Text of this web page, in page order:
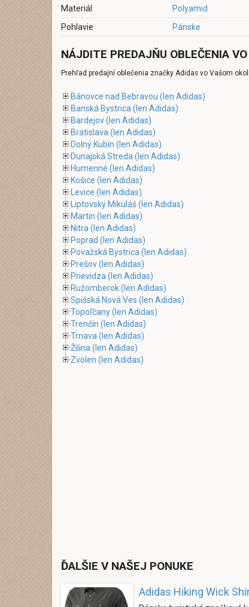
Materiál
Polyamid
Pohlavie
Pánske
NÁJDITE PREDAJŇU OBLEČENIA
Prehľad predajní oblečenia značky Adidas vo Vašom
Bánovce nad Bebravou (len Adidas)
Banská Bystrica(len Adidas)
Bardejov(len Adidas)
Bratislava(len Adidas)
Dolný Kubín (len Adidas)
Dunajská Streda(len Adidas)
Humenné (len Adidas)
Košice (len Adidas)
Levice (len Adidas)
Liptovský Mikuláš(len Adidas)
Martin (len Adidas)
Nitra(len Adidas)
Poprad (len Adidas)
Považská Bystrica(len Adidas)
Prešov(len Adidas)
Prievidza(len Adidas)
Ružomberok(len Adidas)
Spišská Nová Ves (len Adidas)
Topoľčany(len Adidas)
Trenčín (len Adidas)
Trnava(len Adidas)
Žilina(len Adidas)
Zvolen (len Adidas)
ĎALŠIE V NAŠEJ PONUKE
Adidas Hiking Wick